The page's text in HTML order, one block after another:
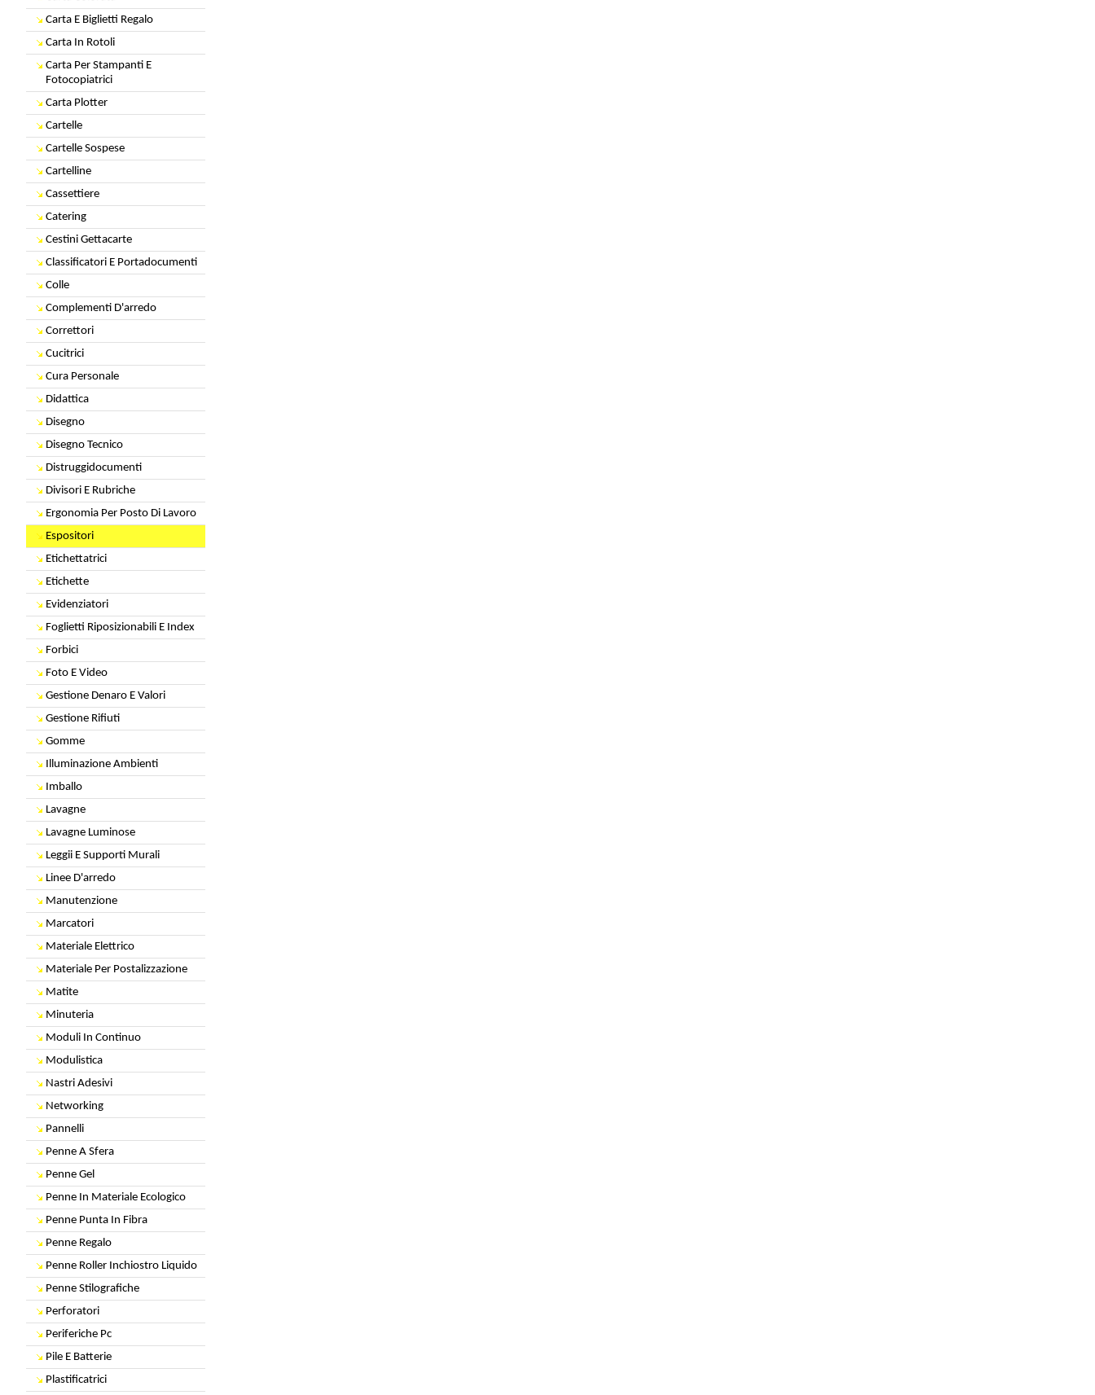
Carta E Biglietti Regalo
Carta In Rotoli
Carta Per Stampanti E
Fotocopiatrici
Carta Plotter
Cartelle
Cartelle Sospese
Cartelline
Cassettiere
Catering
Cestini Gettacarte
Classificatori E Portadocumenti
Colle
Complementi D'arredo
Correttori
Cucitrici
Cura Personale
Didattica
Disegno
Disegno Tecnico
Distruggidocumenti
Divisori E Rubriche
Ergonomia Per Posto Di Lavoro
Espositori
Etichettatrici
Etichette
Evidenziatori
Foglietti Riposizionabili E Index
Forbici
Foto E Video
Gestione Denaro E Valori
Gestione Rifiuti
Gomme
Illuminazione Ambienti
Imballo
Lavagne
Lavagne Luminose
Leggii E Supporti Murali
Linee D'arredo
Manutenzione
Marcatori
Materiale Elettrico
Materiale Per Postalizzazione
Matite
Minuteria
Moduli In Continuo
Modulistica
Nastri Adesivi
Networking
Pannelli
Penne A Sfera
Penne Gel
Penne In Materiale Ecologico
Penne Punta In Fibra
Penne Regalo
Penne Roller Inchiostro Liquido
Penne Stilografiche
Perforatori
Periferiche Pc
Pile E Batterie
Plastificatrici